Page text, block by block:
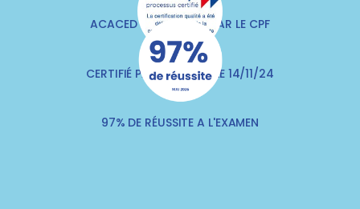
ACACED FINANÇABLE PAR LE CPF
CERTIFIÉ PAR QUALITIA LE 14/11/24
97% DE RÉUSSITE A L'EXAMEN